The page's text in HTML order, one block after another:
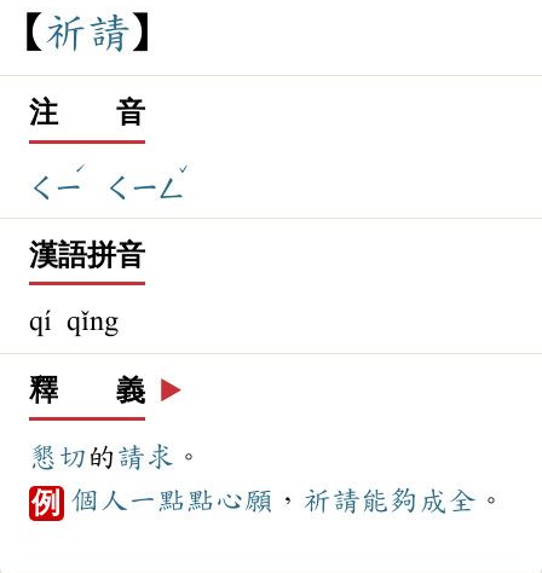
祈請
注 音
ㄑㄧ
ˊ
ㄑㄧㄥ
ˇ
漢語拼音
qí qǐng
釋 義 ▶️
懇切 的 請求 。
例 個人一點點心願 ， 祈請能夠 成全 。